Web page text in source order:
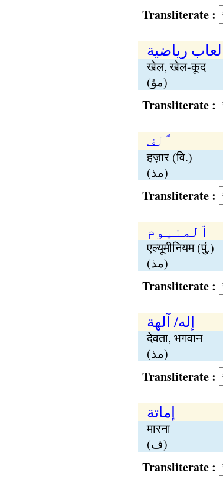
Transliterate :
ریاضیة
खेल, खेल-कूद
(مؤ)
Transliterate :
ٲلف
हज़ार (वि.)
(مذ)
Transliterate :
ٲلمنیوم
एल्यूमीनियम (पुं.)
(مذ)
Transliterate :
إله/ آلھة
देवता, भगवान
(مذ)
Transliterate :
إماتة
मारना
(ف)
Transliterate :